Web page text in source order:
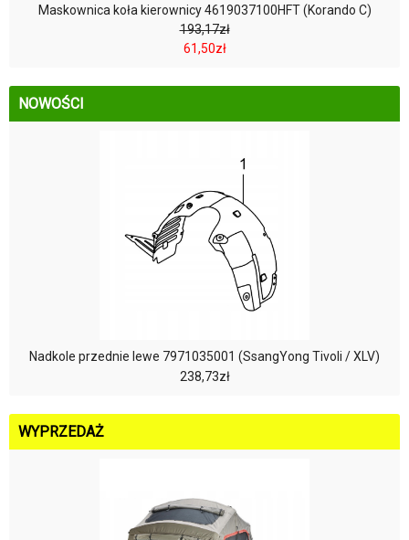
Maskownica koła kierownicy 4619037100HFT (Korando C)
193,17zł
61,50zł
NOWOŚCI
Nadkole przednie lewe 7971035001 (SsangYong Tivoli / XLV)
238,73zł
WYPRZEDAŻ